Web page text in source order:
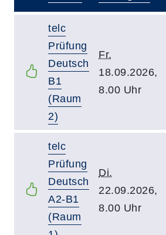
telc
Prüfung
Deutsch
B1
(Raum
2)
Fr.
18.09.2026,
8.00 Uhr
telc
Prüfung
Deutsch
A2-B1
(Raum
Di.
22.09.2026,
8.00 Uhr